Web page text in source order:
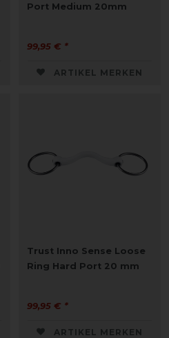
Port Medium 20mm
99,95 € *
ARTIKEL MERKEN
Trust Inno Sense Loose
Ring Hard Port 20 mm
99,95 € *
ARTIKEL MERKEN